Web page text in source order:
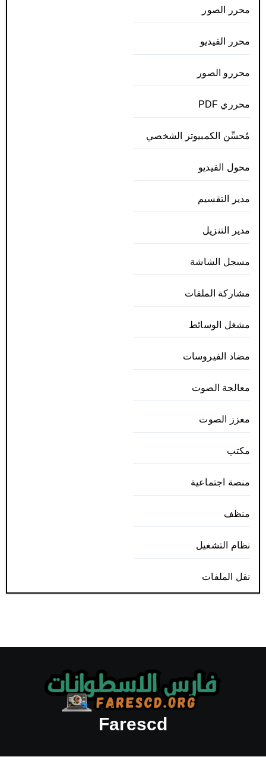
محرر الصور
محرر الفيديو
محررو الصور
محرري PDF
مُحسِّن الكمبيوتر الشخصي
محول الفيديو
مدير التقسيم
مدير التنزيل
مسجل الشاشة
مشاركة الملفات
مشغل الوسائط
مضاد الفيروسات
معالجة الصوت
معزز الصوت
مكتب
منصة اجتماعية
منظف
نظام التشغيل
نقل الملفات
Farescd